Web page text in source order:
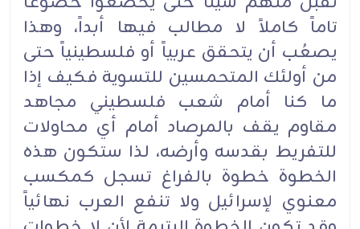
تاماً كاملاً لا مطالب فيها أبداً، وهذا
يصعُب أن يتحقق عربياً أو فلسطينياً حتى
من أولئك المتحمسين للتسوية فكيف إذا
ما كنا أمام شعب فلسطيني مجاهد
مقاوم يقف بالمرصاد أمام أي محاولات
للتفريط بقدسه وأرضه، لذا ستكون هذه
الخطوة خطوة بالفراغ تسجل كمكسب
معنوي لإسرائيل ولا تنفع العرب نهائياً